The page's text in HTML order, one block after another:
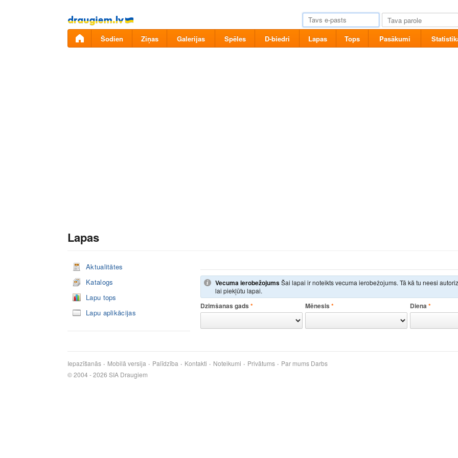
Pāriet
uz
saturu
Šodien Ziņas Galerijas Spēles D-biedri Lapas Tops Pasākumi
Lapas
Aktualitātes
Katalogs
Lapu tops
Lapu aplikācijas
Vecuma ierobežojumsŠai lapai ir noteikts vecuma ierobežojums. Tā kā tu neesi
lai piekļūtu lapai.
Dzimšanas gads * Mēnesis * Diena *
Iepazīšanās Mobilā versija Palīdzība Kontakti Noteikumi Privātums Par mums Darbs
© 2004 - 2026 SIA Draugiem